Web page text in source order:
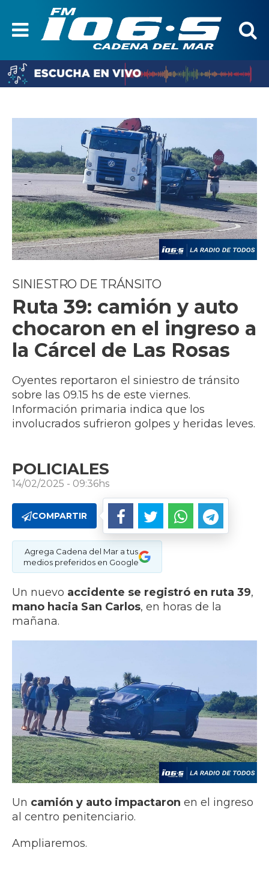
SINIESTRO DE TRÁNSITO
Ruta 39: camión y auto
chocaron en el ingreso a
la Cárcel de Las Rosas
Oyentes reportaron el siniestro de tránsito
sobre las 09.15 hs de este viernes.
Información primaria indica que los
involucrados sufrieron golpes y heridas leves.
POLICIALES
14/02/2025 - 09:36hs
COMPARTIR
Agrega Cadena del Mar a tus
medios preferidos en Google
Un nuevo accidente se registró en ruta 39,
mano hacia San Carlos, en horas de la
mañana.
Un camión y auto impactaron en el ingreso
al centro penitenciario.
Ampliaremos.